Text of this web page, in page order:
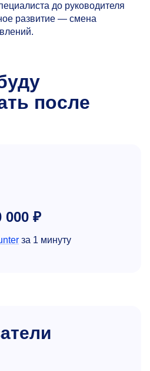
до руководителя
развитие — смена
после
000 ₽
за 1 минуту